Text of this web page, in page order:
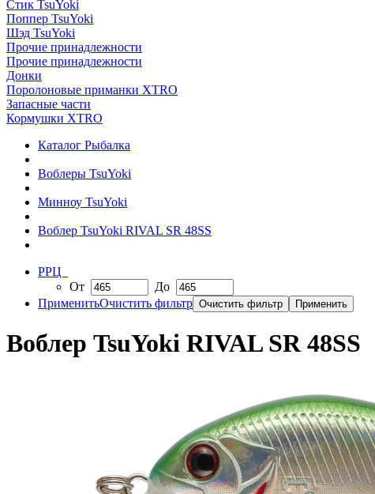
Стик TsuYoki
Поппер TsuYoki
Шэд TsuYoki
Прочие принадлежности
Прочие принадлежности
Донки
Поролоновые приманки XTRO
Запасные части
Кормушки XTRO
Каталог Рыбалка
Воблеры TsuYoki
Минноу TsuYoki
Воблер TsuYoki RIVAL SR 48SS
РРЦ
От
До
ПрименитьОчистить фильтр
Воблер TsuYoki RIVAL SR 48SS